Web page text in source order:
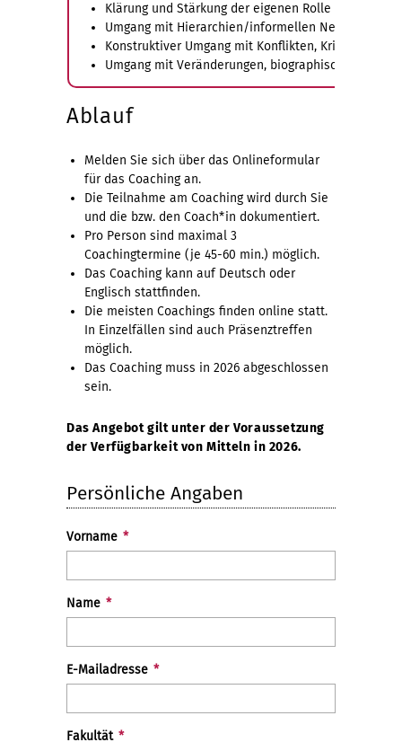
Klärung und Stärkung der eigenen Rolle
Umgang mit Hierarchien/informellen Netzwerken
Konstruktiver Umgang mit Konflikten,
Umgang mit Veränderungen, biographischen
Ablauf
Melden Sie sich über das Onlineformular
für das Coaching an.
Die Teilnahme am Coaching wird durch Sie
und die bzw. den Coach*in dokumentiert.
Pro Person sind maximal 3
Coachingtermine (je 45-60 min.) möglich.
Das Coaching kann auf Deutsch oder
Englisch stattfinden.
Die meisten Coachings finden online statt.
In Einzelfällen sind auch Präsenztreffen
möglich.
Das Coaching muss in 2026 abgeschlossen
sein.
Das Angebot gilt unter der Voraussetzung
der Verfügbarkeit von Mitteln in 2026.
Persönliche Angaben
Vorname *
Name *
E-Mailadresse *
Fakultät *